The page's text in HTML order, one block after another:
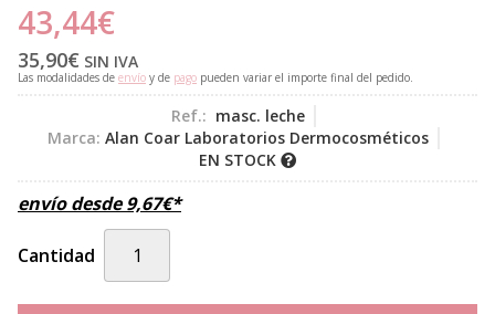
43,44€
35,90€ SIN IVA
Las modalidades de envío y de pago pueden variar el importe final del pedido.
Ref.: masc. leche
Marca: Alan Coar Laboratorios Dermocosméticos
EN STOCK
envío desde9,67€*
Cantidad